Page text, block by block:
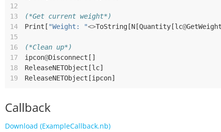
12
13
(*Get current weight*)
14
Print [ "Weight: "<>ToString [N [Quantity [lc@
15
16
(*Clean up*)
17
ipcon@Disconnect []
18
ReleaseNETObject [lc]
19
ReleaseNETObject [ipcon]
Callback
Download (ExampleCallback.nb)